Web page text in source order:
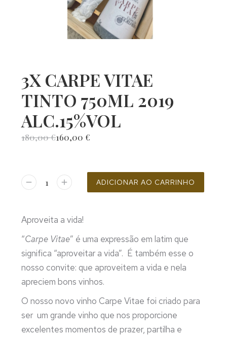
3X CARPE VITAE
TINTO 750ML 2019
ALC.15%VOL
180,00€160,00 €
ADICIONAR AO CARRINHO
Aproveita a vida!
“Carpe Vitae” é uma expressão em latim que
significa “aproveitar a vida”. É também esse o
nosso convite: que aproveitem a vida e nela
apreciem bons vinhos.
O nosso novo vinho Carpe Vitae foi criado para
ser um grande vinho que nos proporcione
excelentes momentos de prazer, partilha e